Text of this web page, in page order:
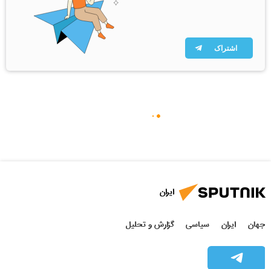
اشتراک
ایران
جهان ایران سیاسی گزارش و تحلیل